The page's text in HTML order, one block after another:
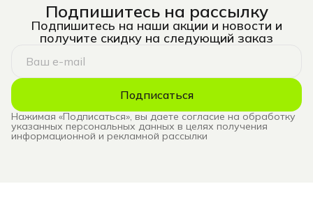
Подпишитесь на рассылку
Подпишитесь на наши акции и новости и
получите скидку на следующий заказ
Подписаться
Нажимая «Подписаться», вы даете согласие на обработку
указанных персональных данных в целях получения
информационной и рекламной рассылки